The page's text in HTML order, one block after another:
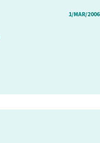
1/MAR/2006